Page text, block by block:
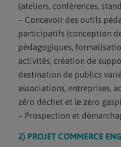
(ateliers, conférences,
– Concevoir des outils
participatifs (conception
pédagogiques,
activités, création de
destination de publics
associations, entreprises,
zéro déchet et le zéro
– Prospection et
2) PROJET COMMERCE